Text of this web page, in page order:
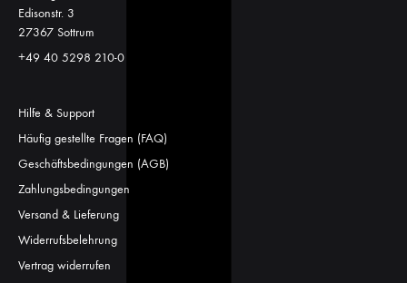
Edisonstr. 3
27367 Sottrum
+49 40 5298 210-0
Hilfe & Support
Häufig gestellte Fragen (FAQ)
Geschäftsbedingungen (AGB)
Zahlungsbedingungen
Versand & Lieferung
Widerrufsbelehrung
Vertrag widerrufen